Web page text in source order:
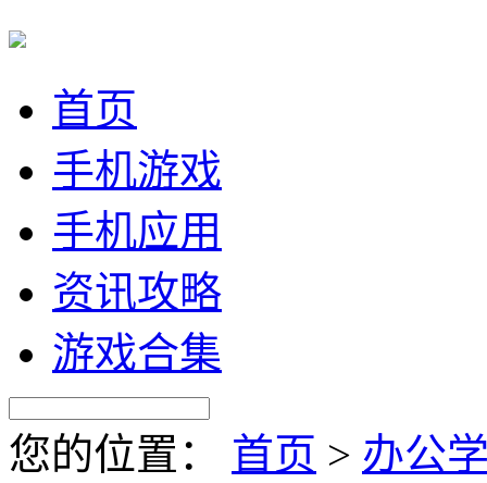
首页
手机游戏
手机应用
资讯攻略
游戏合集
您的位置： 首页 > 办公